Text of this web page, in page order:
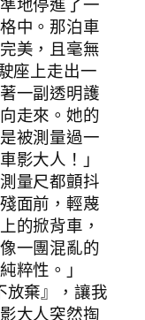
中。那泊車
美，且毫無
座上走出一
一副透明護
走來。她的
被測量過一
影大人！」
量尺都顫抖
面前，輕蔑
的掀背車，
一團混亂的
粹性。」
放棄』，讓我
大人突然掏